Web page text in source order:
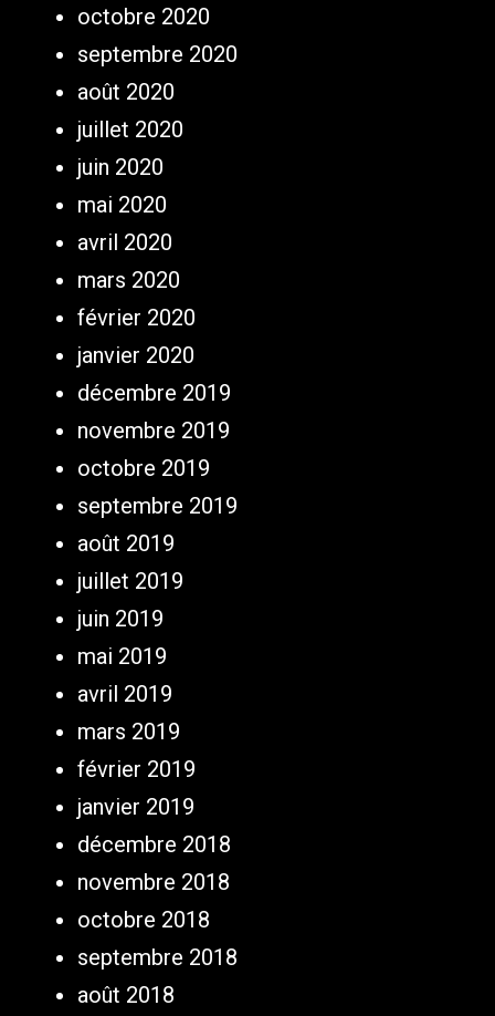
octobre 2020
septembre 2020
août 2020
juillet 2020
juin 2020
mai 2020
avril 2020
mars 2020
février 2020
janvier 2020
décembre 2019
novembre 2019
octobre 2019
septembre 2019
août 2019
juillet 2019
juin 2019
mai 2019
avril 2019
mars 2019
février 2019
janvier 2019
décembre 2018
novembre 2018
octobre 2018
septembre 2018
août 2018